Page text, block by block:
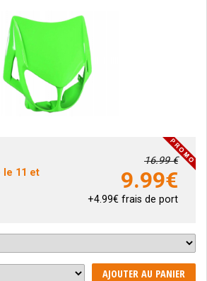
le 11 et
16.99 €
9.99€
+4.99€ frais de port
AJOUTER AU PANIER